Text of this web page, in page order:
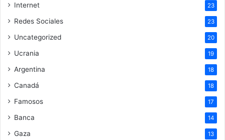
Internet 23
Redes Sociales 23
Uncategorized 20
Ucrania 19
Argentina 18
Canadá 18
Famosos 17
Banca 14
Gaza 13